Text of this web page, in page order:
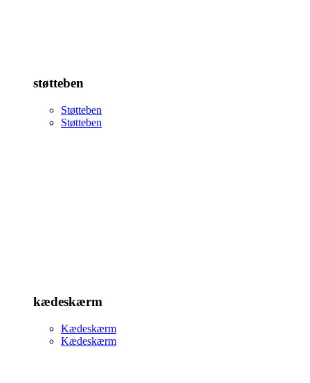
støtteben
Støtteben
Støtteben
kædeskærm
Kædeskærm
Kædeskærm